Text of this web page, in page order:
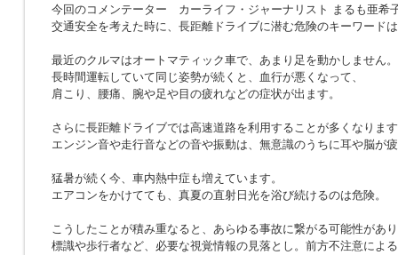
今回のコメンテーター カーライフ・ジャーナリスト まるも亜希
交通安全を考えた時に、長距離ドライブに潜む危険のキーワード
最近のクルマはオートマティック車で、あまり足を動かしません。
長時間運転していて同じ姿勢が続くと、血行が悪くなって、
肩こり、腰痛、腕や足や目の疲れなどの症状が出ます。
さらに長距離ドライブでは高速道路を利用することが多くなりま
エンジン音や走行音などの音や振動は、無意識のうちに耳や脳が
猛暑が続く今、車内熱中症も増えています。
エアコンをかけてても、真夏の直射日光を浴び続けるのは危険。
こうしたことが積み重なると、あらゆる事故に繋がる可能性があ
標識や歩行者など、必要な視覚情報の見落とし。前方不注意によ